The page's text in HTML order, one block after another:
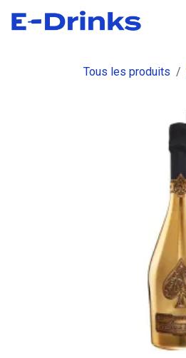
Se rendre au contenu
Tous les produits